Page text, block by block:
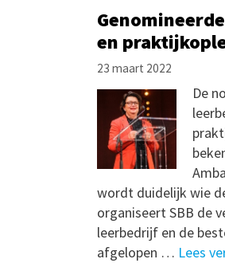
en
23 maart 2022
De
wordt duidelijk wie
organiseert SBB de
leerbedrijf en de
afgelopen … Lees